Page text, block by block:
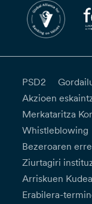
PSD2
Akzioen
Merkataritza
Whistleblowing
Bezeroaren
Ziurtagiri
Arriskuen
Erabilera-